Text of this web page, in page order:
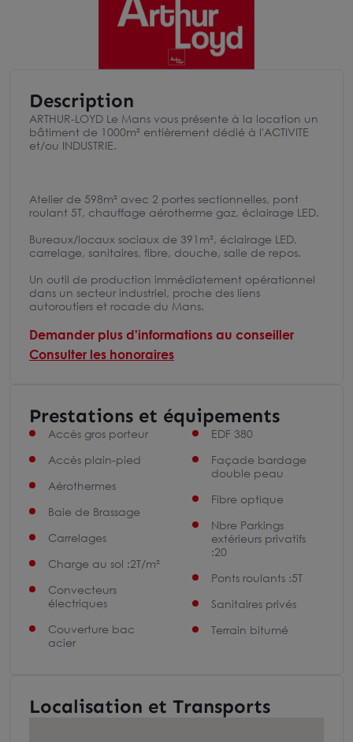
Description
ARTHUR-LOYD Le Mans vous présente à la location un
bâtiment de 1000m² entièrement dédié à l'ACTIVITE
et/ou INDUSTRIE.
Atelier de 598m² avec 2 portes sectionnelles, pont
roulant 5T, chauffage aérotherme gaz, éclairage LED.
Bureaux/locaux sociaux de 391m², éclairage LED,
carrelage, sanitaires, fibre, douche, salle de repos.
Un outil de production immédiatement opérationnel
dans un secteur industriel, proche des liens
autoroutiers et rocade du Mans.
Demander plus d'informations au conseiller
Consulter les honoraires
Prestations et équipements
Accès gros porteur
Accès plain-pied
Aérothermes
Baie de Brassage
Carrelages
Charge au sol :2T/m²
Convecteurs
électriques
Couverture bac
acier
EDF 380
Façade bardage
double peau
Fibre optique
Nbre Parkings
extérieurs privatifs
:20
Ponts roulants :5T
Sanitaires privés
Terrain bitumé
Localisation et Transports